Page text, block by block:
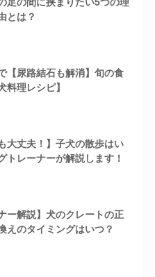
とは？
【尿路結石も解消】旬の食
料理レシピ】
大丈夫！】子犬の散歩はい
トレーナーが解説します！
ー解説】犬のクレートの正
えのタイミングはいつ？